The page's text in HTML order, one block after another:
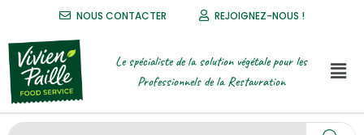
NOUS CONTACTER REJOIGNEZ-NOUS !
Le spécialiste de la solution végétale pour les
Professionnels de la Restauration